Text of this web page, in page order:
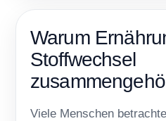
Warum
Stoffwechsel
Viele Menschen